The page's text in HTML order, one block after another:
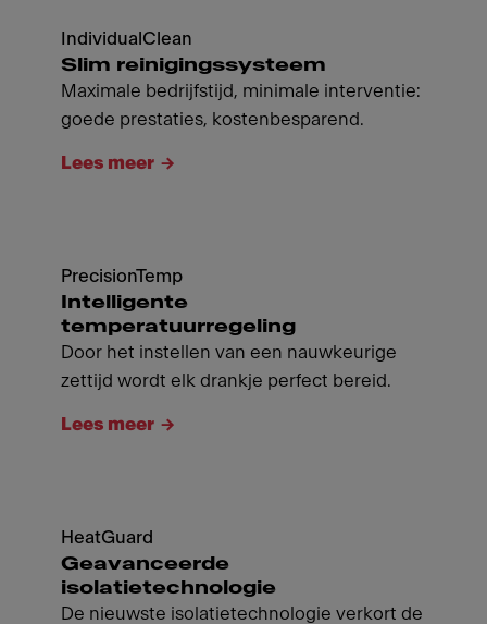
IndividualClean
Slim reinigingssysteem
Maximale bedrijfstijd, minimale interventie:
goede prestaties, kostenbesparend.
Lees meer
PrecisionTemp
Intelligente
temperatuurregeling
Door het instellen van een nauwkeurige
zettijd wordt elk drankje perfect bereid.
Lees meer
HeatGuard
Geavanceerde
isolatietechnologie
De nieuwste isolatietechnologie verkort de